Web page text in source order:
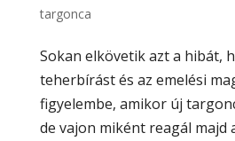
targonca
Sokan elkövetik azt a hibát,
teherbírást és az emelési
figyelembe, amikor új
de vajon miként reagál majd